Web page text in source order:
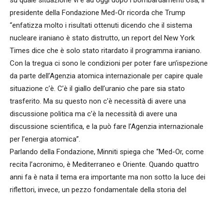
presidente della Fondazione Med-Or ricorda che Trump
“enfatizza molto i risultati ottenuti dicendo che il sistema
nucleare iraniano è stato distrutto, un report del New York
Times dice che è solo stato ritardato il programma iraniano.
Con la tregua ci sono le condizioni per poter fare un’ispezione
da parte dell’Agenzia atomica internazionale per capire quale
situazione c’è. C’è il giallo dell’uranio che pare sia stato
trasferito. Ma su questo non c’è necessità di avere una
discussione politica ma c’è la necessità di avere una
discussione scientifica, e la può fare l’Agenzia internazionale
per l’energia atomica”.
Parlando della Fondazione, Minniti spiega che “Med-Or, come
recita l’acronimo, è Mediterraneo e Oriente. Quando quattro
anni fa è nata il tema era importante ma non sotto la luce dei
riflettori, invece, un pezzo fondamentale della storia del